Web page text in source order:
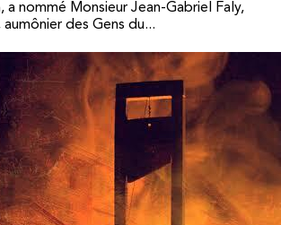
a nommé Monsieur Jean-Gabriel Faly,
des Gens du...